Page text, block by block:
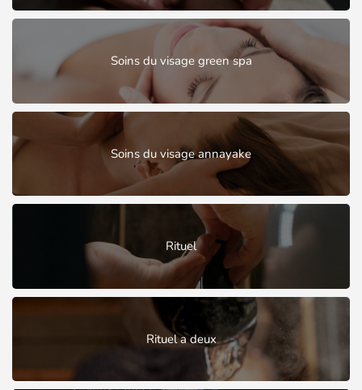
Soins du visage green spa
Soins du visage annayake
Rituel
Rituel a deux